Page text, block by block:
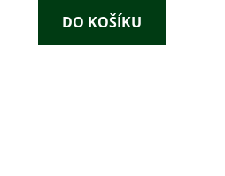
DO KOŠÍKU